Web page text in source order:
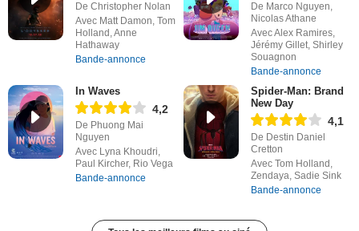
De Christopher Nolan
Avec Matt Damon, Tom
Holland, Anne
Hathaway
Bande-annonce
De Marco Nguyen,
Nicolas Athane
Avec Alex Ramires,
Jérémy Gillet, Shirley
Souagnon
Bande-annonce
In Waves
4,2
De Phuong Mai
Nguyen
Avec Lyna Khoudri,
Paul Kircher, Rio Vega
Bande-annonce
Spider-Man: Brand
New Day
4,1
De Destin Daniel
Cretton
Avec Tom Holland,
Zendaya, Sadie Sink
Bande-annonce